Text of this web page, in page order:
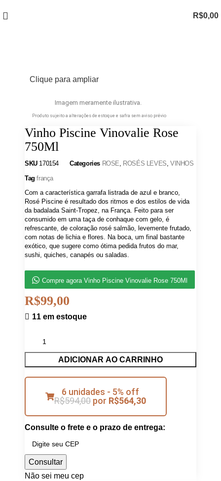
R$0,00
Clique para ampliar
Imagem meramente ilustrativa.
Produto sujeito a alterações de estoque e safra sem aviso prévio
Vinho Piscine Vinovalie Rose
750Ml
SKU 170154 Categories ROSE, ROSÉS LEVES,VINHOS
Tag frança
Com a característica garrafa listrada de azul e branco,
Rosé Piscine é resultado dos ritmos e dos estilos de vida
da badalada Saint-Tropez, na França. Feito para ser
consumido em uma taça de conhaque com gelo, é
refrescante, de coloração rosé salmão, levemente frutado,
com notas de lichia e flores. Na boca, um final bastante
exótico, que sugere como ótima pedida frutos do mar,
sushi, quiches, canapés ou saladas.
Compre agora Vinho Piscine Vinovalie Rose 750Ml
R$99,00
11 em estoque
ADICIONAR AO CARRINHO
6 unidades - 5% off
R$594,00 por R$564,30
Consulte o frete e o prazo de entrega:
Consultar
Não sei meu cep